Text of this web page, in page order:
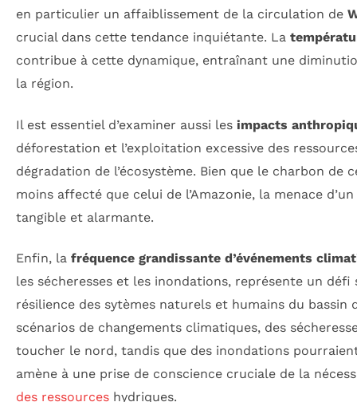
en particulier un affaiblissement de la circulation de
crucial dans cette tendance inquiétante. La
contribue à cette dynamique, entraînant une
la région.
Il est essentiel d’examiner aussi les impacts
déforestation et l’exploitation excessive des
dégradation de l’écosystème. Bien que le charbon
moins affecté que celui de l’Amazonie, la menace d’un
tangible et alarmante.
Enfin, la fréquence grandissante d’événements
les sécheresses et les inondations, représente un
résilience des sytèmes naturels et humains du bassin
scénarios de changements climatiques, des
toucher le nord, tandis que des inondations
amène à une prise de conscience cruciale de la
des ressources hydriques.